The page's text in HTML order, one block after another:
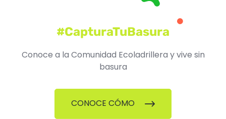
#CapturaTuBasura
Conoce a la Comunidad Ecoladrillera y vive sin
basura
CONOCE CÓMO